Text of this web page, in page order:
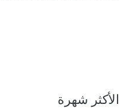
الأكثر شهرة